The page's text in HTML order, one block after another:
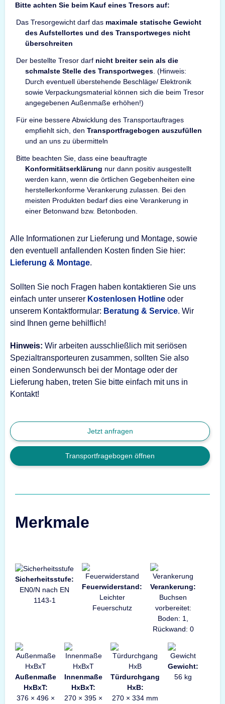
Bitte achten Sie beim Kauf eines Tresors auf:
Das Tresorgewicht darf das maximale statische Gewicht
des Aufstellortes und des Transportweges nicht
überschreiten
Der bestellte Tresor darf nicht breiter sein als die
schmalste Stelle des Transportweges. (Hinweis:
Durch eventuell überstehende Beschläge/ Elektronik
sowie Verpackungsmaterial können sich die beim Tresor
angegebenen Außenmaße erhöhen!)
Für eine bessere Abwicklung des Transportauftrages
empfiehlt sich, den Transportfragebogen auszufüllen
und an uns zu übermitteln
Bitte beachten Sie, dass eine beauftragte
Konformitätserklärung nur dann positiv ausgestellt
werden kann, wenn die örtlichen Gegebenheiten eine
herstellerkonforme Verankerung zulassen. Bei den
meisten Produkten bedarf dies eine Verankerung in
einer Betonwand bzw. Betonboden.
Alle Informationen zur Lieferung und Montage, sowie
den eventuell anfallenden Kosten finden Sie hier:
Lieferung & Montage.
Sollten Sie noch Fragen haben kontaktieren Sie uns
einfach unter unserer Kostenlosen Hotline oder
unserem Kontaktformular: Beratung & Service. Wir
sind Ihnen gerne behilflich!
Hinweis: Wir arbeiten ausschließlich mit seriösen
Spezialtransporteuren zusammen, sollten Sie also
einen Sonderwunsch bei der Montage oder der
Lieferung haben, treten Sie bitte einfach mit uns in
Kontakt!
Jetzt anfragen
Transportfragebogen öffnen
Merkmale
Sicherheitsstufe:
EN0/N nach EN
1143-1
Feuerwiderstand:
Leichter
Feuerschutz
Verankerung:
Buchsen
vorbereitet:
Boden: 1,
Rückwand: 0
Außenmaße
HxBxT:
376 × 496 ×
Innenmaße
HxBxT:
270 × 395 ×
Türdurchgang
HxB:
270 × 334 mm
Gewicht:
56 kg